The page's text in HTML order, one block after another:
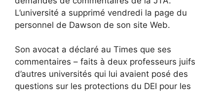
L’université a supprimé vendredi la page du
personnel de Dawson de son site Web.
Son avocat a déclaré au Times que ses
commentaires – faits à deux professeurs juifs
d’autres universités qui lui avaient posé des
questions sur les protections du DEI pour les